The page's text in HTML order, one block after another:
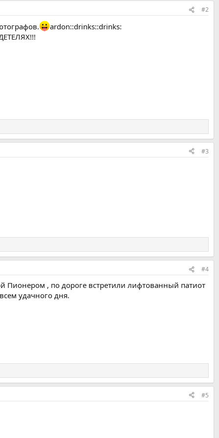
#2
ardon::drinks::drinks:
#3
#4
Пионером , по дороге встретили лифтованный патиот
удачного дня.
#5